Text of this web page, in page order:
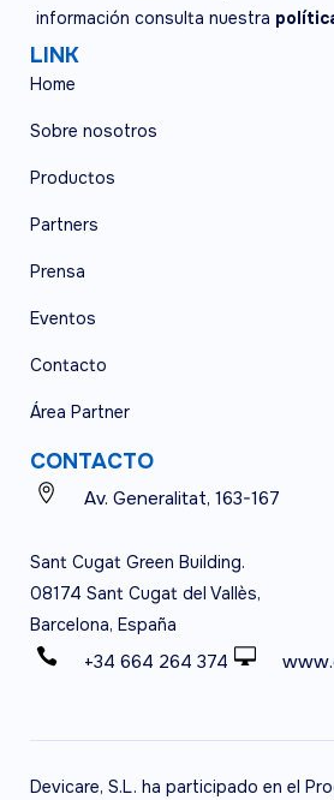
información consulta nuestra
LINK
Home
Sobre nosotros
Productos
Partners
Prensa
Eventos
Contacto
Área Partner
CONTACTO
Av. Generalitat, 163-167
Sant Cugat Green Building.
08174 Sant Cugat del Vallès,
Barcelona, España
+34 664 264 374
Devicare, S.L. ha participado en el